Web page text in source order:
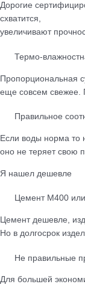
Дорогие
схватится,
увеличивают
Термо-
Пропорциональная
еще совсем свежее.
Правильное
Если воды норма то
оно не теряет свою
Я нашел дешевле
Цемент М400
Цемент дешевле,
Но в долгосрок
Не правильные
Для большей